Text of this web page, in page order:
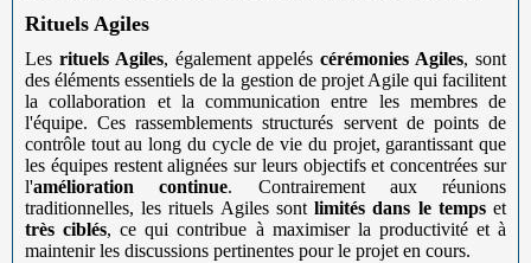
Rituels Agiles
Les rituels Agiles, également appeléscérémonies Agiles, sont
des éléments essentiels de la gestion de projet Agile qui facilitent
la collaboration et la communication entre les membres de
l'équipe. Ces rassemblements structurés servent de points de
contrôle tout au long du cycle de vie du projet, garantissant que
les équipes restent alignées sur leurs objectifs et concentrées sur
l'amélioration continue. Contrairement aux réunions
traditionnelles, les rituels Agiles sontlimités dans le tempset
très ciblés, ce qui contribue à maximiser la productivité et à
maintenir les discussions pertinentes pour le projet en cours.